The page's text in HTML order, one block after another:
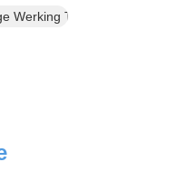
Werking Te Waarborgen